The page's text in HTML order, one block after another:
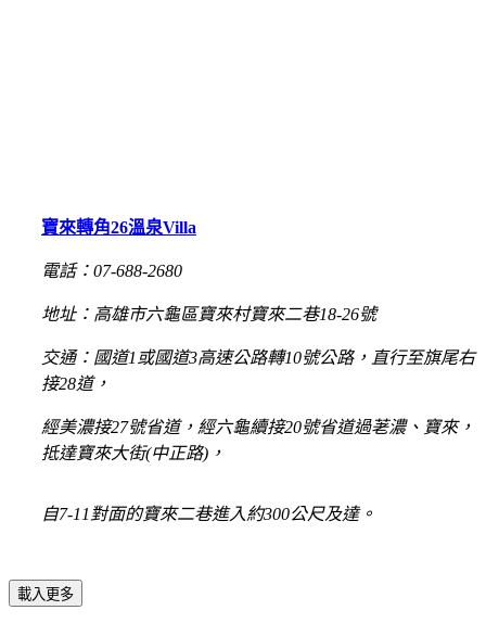
寶來轉角26溫泉Villa
電話：07-688-2680
地址：高雄市六龜區寶來村寶來二巷18-26號
交通：國道1或國道3高速公路轉10號公路，直行至旗尾右
接28道，
經美濃接27號省道，經六龜續接20號省道過荖濃、寶來，
抵達寶來大街(中正路)，
自7-11對面的寶來二巷進入約300公尺及達。
載入更多